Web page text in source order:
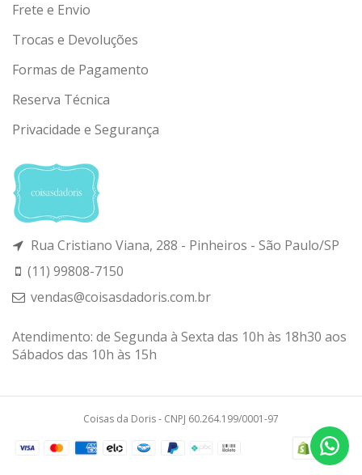
Frete e Envio
Trocas e Devoluções
Formas de Pagamento
Reserva Técnica
Privacidade e Segurança
Rua Cristiano Viana, 288 - Pinheiros - São Paulo/SP
(11) 99808-7150
vendas@coisasdadoris.com.br
Atendimento: de Segunda à Sexta das 10h às 18h30 aos
Sábados das 10h às 15h
Coisas da Doris - CNPJ 60.264.199/0001-97